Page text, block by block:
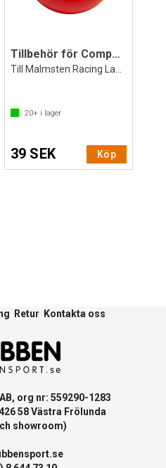
Tillbehör för Competitor simlina Röd
20+ i lager
39 SEK Köp
Retur Kontakta oss
org nr: 559290-1283
58 Västra Frölunda
showroom)